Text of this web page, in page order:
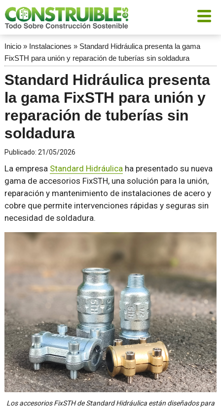
Inicio» Instalaciones » Standard Hidráulica presenta la gama
FixSTH para unión y reparación de tuberías sin soldadura
Standard Hidráulica presenta
la gama FixSTH para unión y
reparación de tuberías sin
soldadura
Publicado: 21/05/2026
La empresa Standard Hidráulicaha presentado su nueva
gama de accesorios FixSTH, una solución para la unión,
reparación y mantenimiento de instalaciones de acero y
cobre que permite intervenciones rápidas y seguras sin
necesidad de soldadura.
Los accesorios FixSTH de Standard Hidráulica están diseñados para